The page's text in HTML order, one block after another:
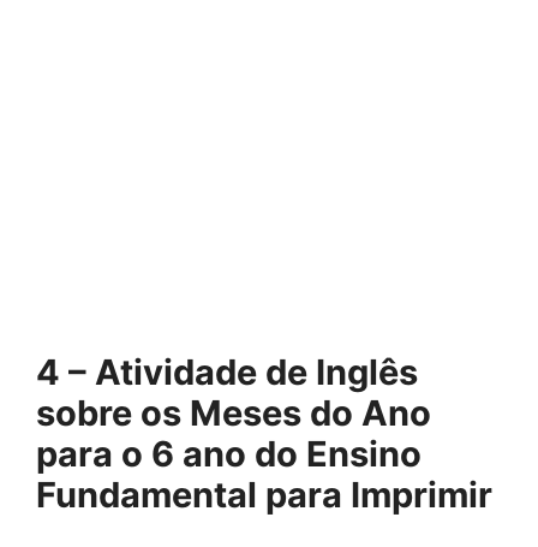
4 – Atividade de Inglês
sobre os Meses do Ano
para o 6 ano do Ensino
Fundamental para Imprimir